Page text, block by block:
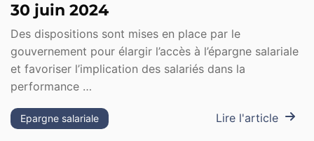
30 juin 2024
Des dispositions sont mises en place par le
gouvernement pour élargir l’accès à l’épargne salariale
et favoriser l’implication des salariés dans la
performance …
Lire l'article
Epargne salariale